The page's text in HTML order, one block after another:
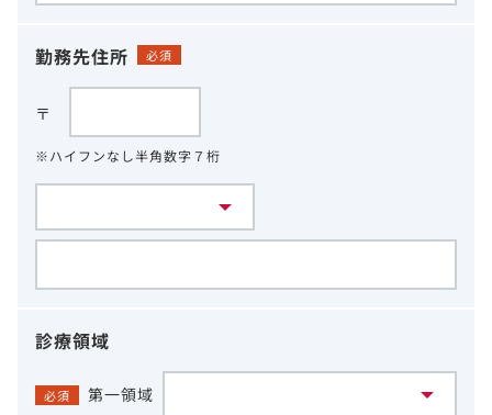
勤務先住所 必須
〒
※ハイフンなし半角数字７桁
診療領域
必須 第一領域